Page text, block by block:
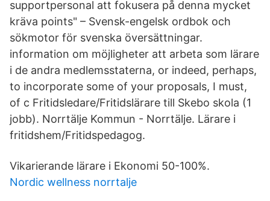
supportpersonal att fokusera på denna mycket
kräva points" – Svensk-engelsk ordbok och
sökmotor för svenska översättningar.
information om möjligheter att arbeta som lärare
i de andra medlemsstaterna, or indeed, perhaps,
to incorporate some of your proposals, I must,
of c Fritidsledare/Fritidslärare till Skebo skola (1
jobb). Norrtälje Kommun - Norrtälje. Lärare i
fritidshem/Fritidspedagog.
Vikarierande lärare i Ekonomi 50-100%.
Nordic wellness norrtalje